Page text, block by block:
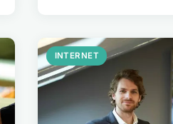
INTERNET